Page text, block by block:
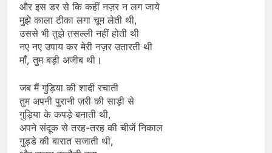
और इस डर से कि कहीं नज़र न लग जाये
मुझे काला टीका लगा चूम लेती थी,
उससे भी तुझे तसल्ली नहीं होती थी
नए नए उपाय कर मेरी नज़र उतारती थी
माँ, तुम बड़ी अजीब थी।
जब मैं गुड़िया की शादी रचाती
तुम अपनी पुरानी ज़री की साड़ी से
गुड़िया के कपड़े बनाती थी,
अपने संदूक से तरह-तरह की चीजें निकाल
गुड्डे की बारात सजाती थी,